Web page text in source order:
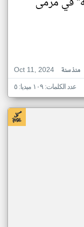
Oct 11, 2024
منذ سنة
عدد الكلمات: ١٠٩ ميديا: ٥